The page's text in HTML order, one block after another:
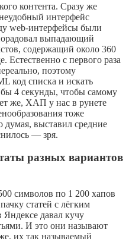
контента. Сразу же
интерфейс
web-интерфейсы были
выпадающий
содержащий около 360
Естественно с первого раза
поэтому
код списка и искать
4 секунды, чтобы самому
же, ХАП у нас в рунете
тоже
думая, выставил средние
— зря.
разных вариантов
символов по 1 200 хапов
статей с лёгким
давал кучу
И это они называют
их так называемый